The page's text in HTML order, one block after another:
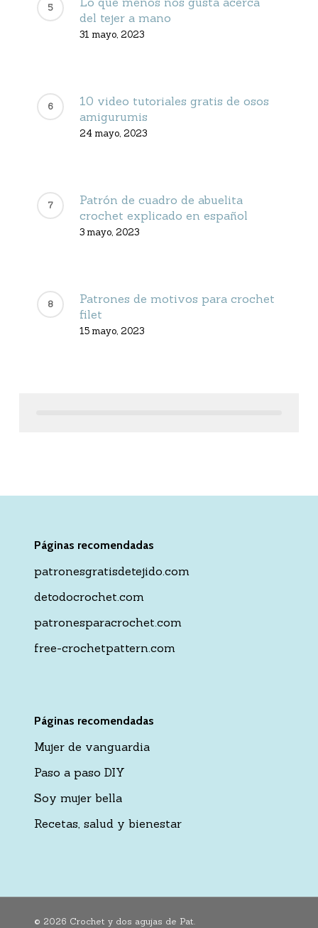
del tejer a mano
31 mayo, 2023
10 video tutoriales gratis de osos
amigurumis
24 mayo, 2023
Patrón de cuadro de abuelita
crochet explicado en español
3 mayo, 2023
Patrones de motivos para crochet
filet
15 mayo, 2023
Páginas recomendadas
patronesgratisdetejido.com
detodocrochet.com
patronesparacrochet.com
free-crochetpattern.com
Páginas recomendadas
Mujer de vanguardia
Paso a paso DIY
Soy mujer bella
Recetas, salud y bienestar
© 2026 Crochet y dos agujas de Pat.